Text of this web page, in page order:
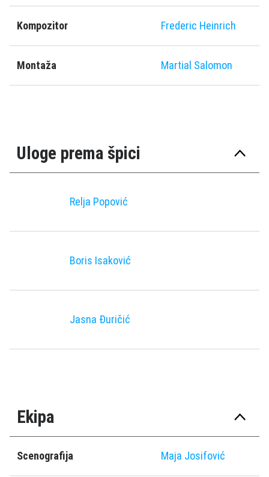
Kompozitor Frederic Heinrich
Montaža Martial Salomon
Uloge prema špici
Relja Popović
Boris Isaković
Jasna Ðuričić
Ekipa
Scenografija Maja Josifović